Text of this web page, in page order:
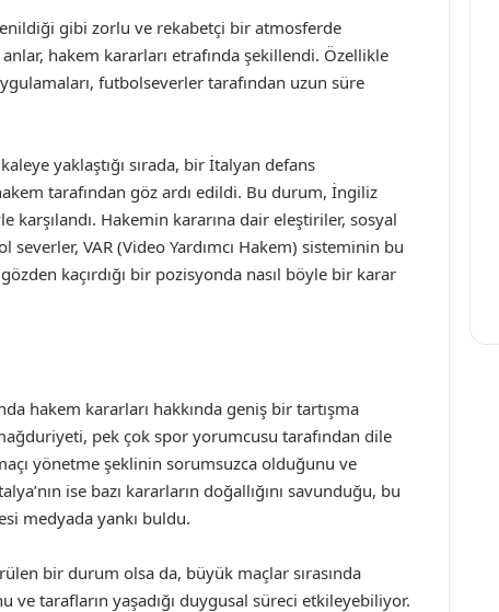
gibi zorlu ve rekabetçi bir atmosferde
hakem kararları etrafında şekillendi. Özellikle
futbolseverler tarafından uzun süre
yaklaştığı sırada, bir İtalyan defans
tarafından göz ardı edildi. Bu durum, İngiliz
Hakemin kararına dair eleştiriler, sosyal
severler, VAR (Video Yardımcı Hakem) sisteminin bu
kaçırdığı bir pozisyonda nasıl böyle bir karar
hakem kararları hakkında geniş bir tartışma
pek çok spor yorumcusu tarafından dile
yönetme şeklinin sorumsuzca olduğunu ve
ise bazı kararların doğallığını savunduğu, bu
medyada yankı buldu.
bir durum olsa da, büyük maçlar sırasında
ve tarafların yaşadığı duygusal süreci etkileyebiliyor.